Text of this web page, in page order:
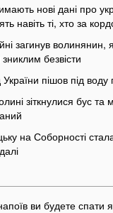
нові дані про
навіть ті, хто за
загинув волинянин,
безвісти
України пішов під
зіткнулися бус та
на Соборності
ви будете спати